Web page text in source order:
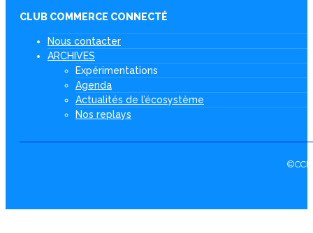
CLUB COMMERCE CONNECTÉ
Nous contacter
ARCHIVES
Expérimentations
Agenda
Actualités de l’écosystème
Nos replays
©CCI